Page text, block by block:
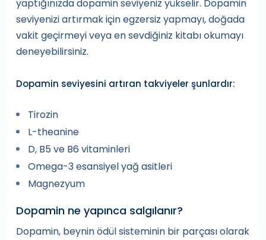
yaptığınızda dopamin seviyeniz yükselir. Dopamin
seviyenizi artırmak için egzersiz yapmayı, doğada
vakit geçirmeyi veya en sevdiğiniz kitabı okumayı
deneyebilirsiniz.
Dopamin seviyesini artıran takviyeler şunlardır:
Tirozin
L-theanine
D, B5 ve B6 vitaminleri
Omega-3 esansiyel yağ asitleri
Magnezyum
Dopamin ne yapınca salgılanır?
Dopamin, beynin ödül sisteminin bir parçası olarak